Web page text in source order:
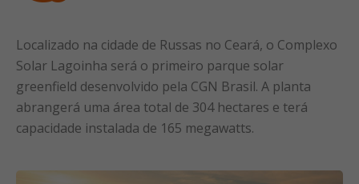
Localizado na cidade de Russas no Ceará, o Complexo
Solar Lagoinha será o primeiro parque solar
greenfield desenvolvido pela CGN Brasil. A planta
abrangerá uma área total de 304 hectares e terá
capacidade instalada de 165 megawatts.